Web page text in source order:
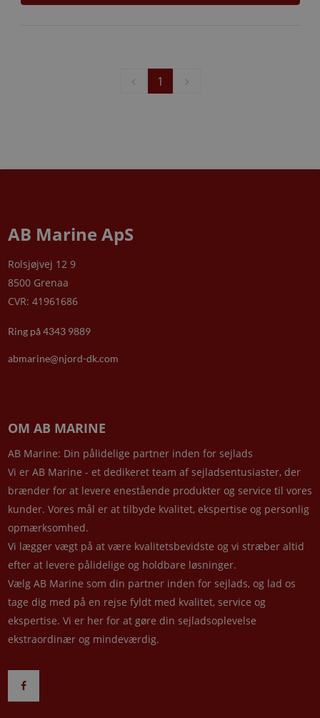
1
AB Marine ApS
Rolsjøjvej 12 9
8500 Grenaa
CVR: 41961686
Ring på 4343 9889
abmarine@njord-dk.com
OM AB MARINE
AB Marine: Din pålidelige partner inden for sejlads
Vi er AB Marine - et dedikeret team af sejladsentusiaster, der
brænder for at levere enestående produkter og service til vores
kunder. Vores mål er at tilbyde kvalitet, ekspertise og personlig
opmærksomhed.
Vi lægger vægt på at være kvalitetsbevidste og vi stræber altid
efter at levere pålidelige og holdbare løsninger.
Vælg AB Marine som din partner inden for sejlads, og lad os
tage dig med på en rejse fyldt med kvalitet, service og
ekspertise. Vi er her for at gøre din sejladsoplevelse
ekstraordinær og mindeværdig.